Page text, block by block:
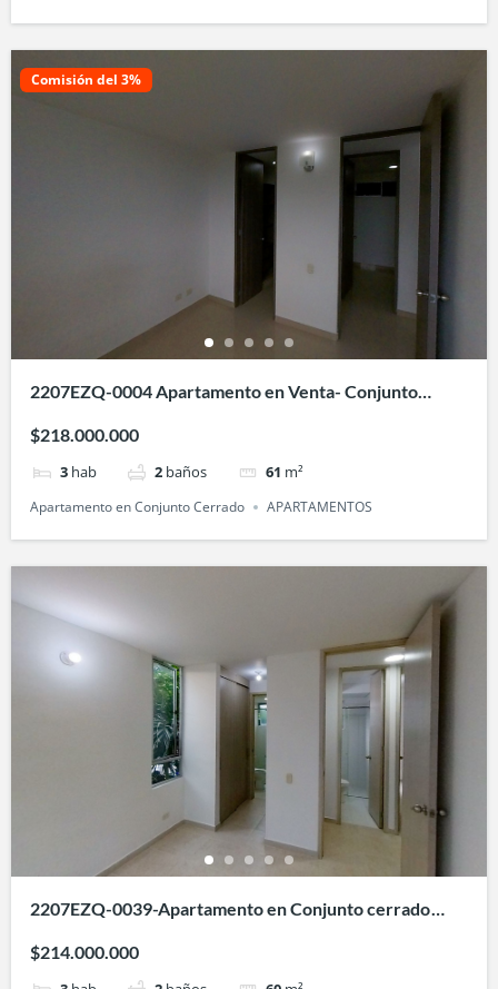
Comisión del 3%
2207EZQ-0004 Apartamento en Venta- Conjunto
$218.000.000
3 hab 2 baños 61 m²
Apartamento en Conjunto Cerrado APARTAMENTOS
2207EZQ-0039-Apartamento en Conjunto cerrado
$214.000.000